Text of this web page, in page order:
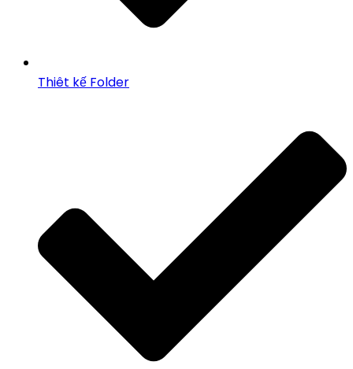
Thiêt kế Folder